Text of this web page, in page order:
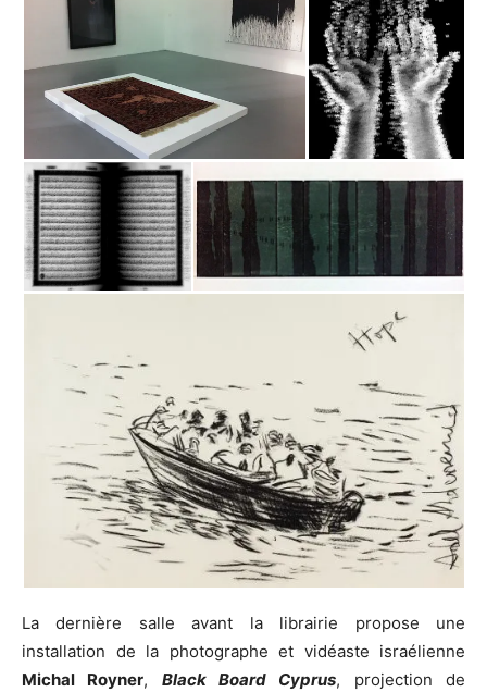
La dernière salle avant la librairie propose une
installation de la photographe et vidéaste israélienne
Michal Royner, Black Board Cyprus, projection de